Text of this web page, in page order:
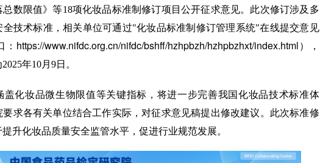
总数限值》等18项化妆品标准制修订项目公开征求意见。此次修订涉及多
全技术标准，相关单位可通过"化妆品标准制修订管理系统"在线提交意见
：https://www.nifdc.org.cn/nifdc/bshff/hzhpbzh/hzhpbzhxt/index.html ），
年10月9日。
盖化妆品微生物限值等关键指标，将进一步完善我国化妆品技术标准体
要求各有关单位结合工作实际，对征求意见稿提出修改建议。此次标准修
升化妆品质量安全监管水平，促进行业规范发展。